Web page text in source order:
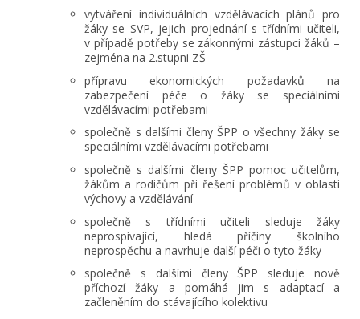
vytváření individuálních vzdělávacích plánů pro
žáky se SVP, jejich projednání s třídními učiteli,
v případě potřeby se zákonnými zástupci žáků –
zejména na 2.stupni ZŠ
přípravu ekonomických požadavků na
zabezpečení péče o žáky se speciálními
vzdělávacími potřebami
společně s dalšími členy ŠPP o všechny žáky se
speciálními vzdělávacími potřebami
společně s dalšími členy ŠPP pomoc učitelům,
žákům a rodičům při řešení problémů v oblasti
výchovy a vzdělávání
společně s třídními učiteli sleduje žáky
neprospívající, hledá příčiny školního
neprospěchu a navrhuje další péči o tyto žáky
společně s dalšími členy ŠPP sleduje nově
příchozí žáky a pomáhá jim s adaptací a
začleněním do stávajícího kolektivu